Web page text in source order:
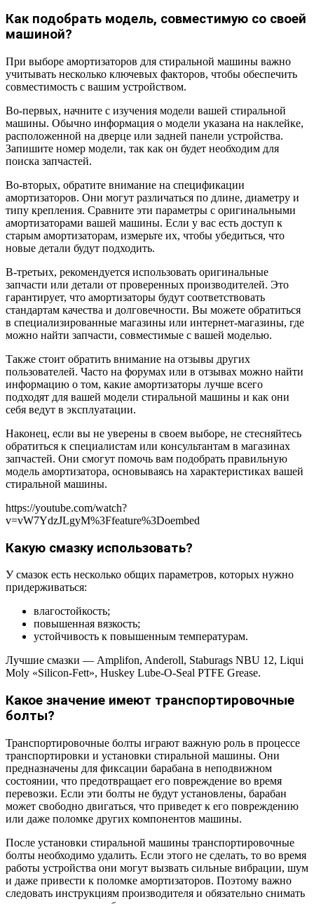
Как подобрать модель, совместимую со своей
машиной?
При выборе амортизаторов для стиральной машины важно
учитывать несколько ключевых факторов, чтобы обеспечить
совместимость с вашим устройством.
Во-первых, начните с изучения модели вашей стиральной
машины. Обычно информация о модели указана на наклейке,
расположенной на дверце или задней панели устройства.
Запишите номер модели, так как он будет необходим для
поиска запчастей.
Во-вторых, обратите внимание на спецификации
амортизаторов. Они могут различаться по длине, диаметру и
типу крепления. Сравните эти параметры с оригинальными
амортизаторами вашей машины. Если у вас есть доступ к
старым амортизаторам, измерьте их, чтобы убедиться, что
новые детали будут подходить.
В-третьих, рекомендуется использовать оригинальные
запчасти или детали от проверенных производителей. Это
гарантирует, что амортизаторы будут соответствовать
стандартам качества и долговечности. Вы можете обратиться
в специализированные магазины или интернет-магазины, где
можно найти запчасти, совместимые с вашей моделью.
Также стоит обратить внимание на отзывы других
пользователей. Часто на форумах или в отзывах можно найти
информацию о том, какие амортизаторы лучше всего
подходят для вашей модели стиральной машины и как они
себя ведут в эксплуатации.
Наконец, если вы не уверены в своем выборе, не стесняйтесь
обратиться к специалистам или консультантам в магазинах
запчастей. Они смогут помочь вам подобрать правильную
модель амортизатора, основываясь на характеристиках вашей
стиральной машины.
https://youtube.com/watch?
v=vW7YdzJLgyM%3Ffeature%3Doembed
Какую смазку использовать?
У смазок есть несколько общих параметров, которых нужно
придерживаться:
влагостойкость;
повышенная вязкость;
устойчивость к повышенным температурам.
Лучшие смазки — Amplifon, Anderoll, Staburags NBU 12, Liqui
Moly «Silicon-Fett», Huskey Lube-O-Seal PTFE Grease.
Какое значение имеют транспортировочные
болты?
Транспортировочные болты играют важную роль в процессе
транспортировки и установки стиральной машины. Они
предназначены для фиксации барабана в неподвижном
состоянии, что предотвращает его повреждение во время
перевозки. Если эти болты не будут установлены, барабан
может свободно двигаться, что приведет к его повреждению
или даже поломке других компонентов машины.
После установки стиральной машины транспортировочные
болты необходимо удалить. Если этого не сделать, то во время
работы устройства они могут вызвать сильные вибрации, шум
и даже привести к поломке амортизаторов. Поэтому важно
следовать инструкциям производителя и обязательно снимать